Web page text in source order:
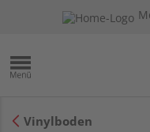
Vinylboden